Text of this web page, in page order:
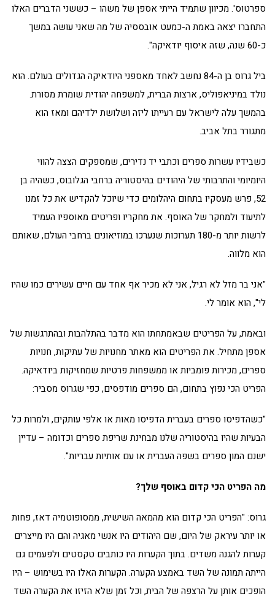
ספרטוס'. מכיוון שתמיד הייתי אספן של משהו – כששני הדברים האלו
התחברו יצאה באמת ה-כמעט אובססיה של מה שאני עושה במשך
כ-60 שנה, שזה איסוף יודאיקה".
ביל גרוס בן ה-84 נחשב לאחד מאספני היודאיקה הגדולים בעולם. הוא
נולד במיניאפוליס, ארצות הברית, למשפחה יהודית שומרת מסורת.
בהמשך עלה לישראל עם רעייתו ליזה ושלושת ילדיהם ומאז הוא
מתגורר בתל אביב.
כשבידיו עשרות ספרים וכתבי יד נדירים, שמספקים הצצה להווי
היומיומי והתרבותי של היהודים בהיסטוריה ברחבי הגלובוס, כשהיה בן
52, פרש מעסקיו בתחום היהלומים כדי שיוכל להקדיש את כל זמנו
לתיעוד ולמחקר של האוסף. את מחקריו ופריטים מאוספיו העמיד
לרשות יותר מ-180 תערוכות שנערכו במוזיאונים ברחבי העולם, שאותם
הוא מלווה.
"אני בר מזל לא רגיל, אני לא מכיר אף אחד עם חיים עשירים כמו שהיו
לי", הוא אומר לי.
ובאמת, על הפריטים שבאמתחתו הוא מדבר בהתלהבות ובהתרגשות של
אספן מתחיל. את הפריטים הוא מאתר מחנויות של עתיקות, חנויות
ספרים, מכירות פומביות או ממשפחות פרטיות שמחזיקות ביודאיקה.
הפריט הכי נפוץ בתחום, הם ספרים מודפסים, כפי שגרוס מסביר:
"כשהדפיסו ספרים בעברית הדפיסו מאות או אלפי עותקים, ולמרות כל
הבעיות שהיו בהיסטוריה שלנו מבחינת שריפת ספרים וכדומה – עדיין
ישנם המון ספרים בשפה העברית או עם אותיות עבריות".
מה הפריט הכי קדום באוסף שלך?
גרוס: "הפריט הכי קדום הוא מהמאה השישית, ממסופוטמיה דאז, פחות
או יותר עיראק של היום, שם היהודים היו אנשי מאגיה והם היו מייצרים
קערות להגנה משדים. בתוך הקערות היו כותבים טקסטים ולפעמים גם
הייתה תמונה של השד באמצע הקערה. הקערות האלו היו בשימוש – היו
הופכים אותן על הרצפה של הבית, וכל זמן שלא הזיזו את הקערה השד